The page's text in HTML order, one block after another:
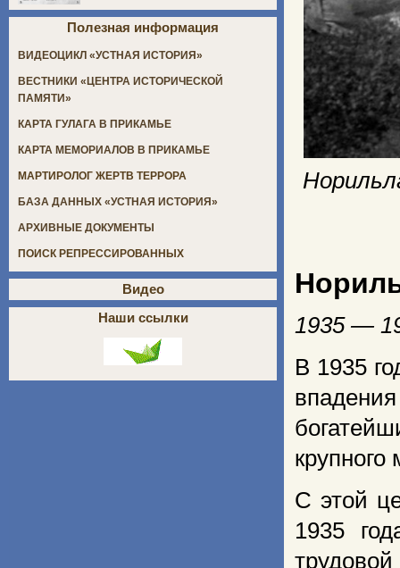
1935 —
В 1935
С этой
1935
Полезная информация
ВИДЕОЦИКЛ «УСТНАЯ ИСТОРИЯ»
ВЕСТНИКИ «ЦЕНТРА ИСТОРИЧЕСКОЙ
ПАМЯТИ»
КАРТА ГУЛАГА В ПРИКАМЬЕ
КАРТА МЕМОРИАЛОВ В ПРИКАМЬЕ
МАРТИРОЛОГ ЖЕРТВ ТЕРРОРА
БАЗА ДАННЫХ «УСТНАЯ ИСТОРИЯ»
АРХИВНЫЕ ДОКУМЕНТЫ
ПОИСК РЕПРЕССИРОВАННЫХ
Видео
Наши ссылки